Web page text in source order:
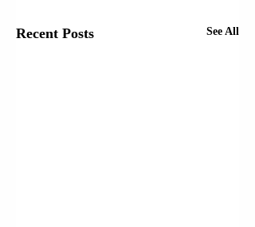
Recent Posts See All